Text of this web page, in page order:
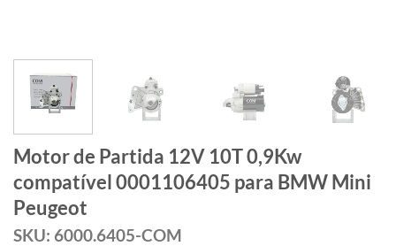
Motor de Partida 12V 10T 0,9Kw
compatível 0001106405 para BMW Mini
Peugeot
SKU: 6000.6405-COM